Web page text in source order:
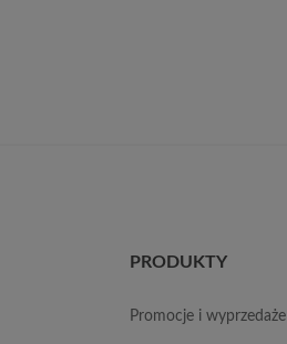
PRODUKTY
promocje i wyprzedaże